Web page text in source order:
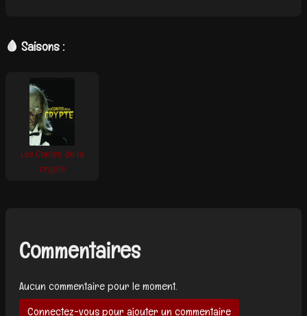
🩸 Saisons :
Les Contes de la
crypte
Commentaires
Aucun commentaire pour le moment.
Connectez-vous pour ajouter un commentaire